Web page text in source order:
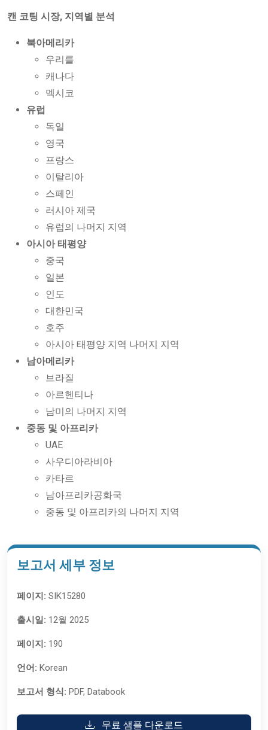
캔 코팅 시장, 지역별 분석
북아메리카
우리를
캐나다
멕시코
유럽
독일
영국
프랑스
이탈리아
스페인
러시아 제국
유럽의 나머지 지역
아시아 태평양
중국
일본
인도
대한민국
호주
아시아 태평양 지역 나머지 지역
남아메리카
브라질
아르헨티나
남미의 나머지 지역
중동 및 아프리카
UAE
사우디아라비아
카타르
남아프리카공화국
중동 및 아프리카의 나머지 지역
보고서 세부 정보
페이지: SIK15280
출시일: 12월 2025
페이지: 190
언어: Korean
보고서 형식: PDF, Databook
무료 샘플 다운로드